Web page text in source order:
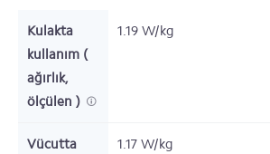
Kulakta
kullanım (
ağırlık,
ölçülen )
1.19 W/kg
Vücutta
1.17 W/kg